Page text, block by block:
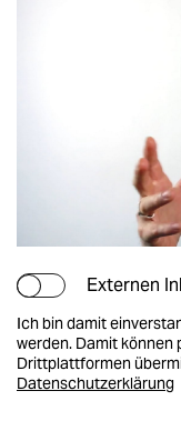
Externen
Ich bin damit
werden. Damit können
Drittplattformen
Datenschutzerklärung